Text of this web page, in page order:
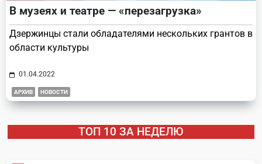
В музеях и театре — «перезагрузка»
Дзержинцы стали обладателями нескольких грантов в
области культуры
01.04.2022
АРХИВ НОВОСТИ
ТОП 10 ЗА НЕДЕЛЮ